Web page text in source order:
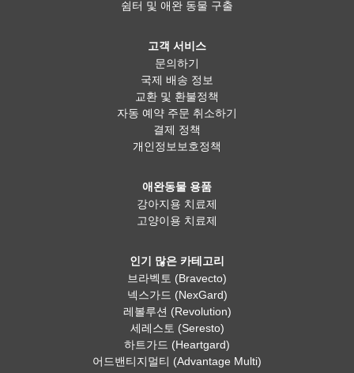
쉼터 및 애완 동물 구출
고객 서비스
문의하기
국제 배송 정보
교환 및 환불정책
자동 예약 주문 취소하기
결제 정책
개인정보보호정책
애완동물 용품
강아지용 치료제
고양이용 치료제
인기 많은 카테고리
브라벡토 (Bravecto)
넥스가드 (NexGard)
레볼루션 (Revolution)
세레스토 (Seresto)
하트가드 (Heartgard)
어드밴티지멀티 (Advantage Multi)